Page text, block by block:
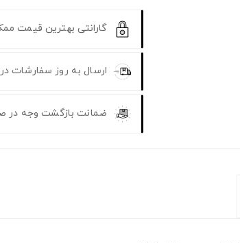
گارانتی بهترین قیمت
ارسال به روز سفارشات
ضمانت بازگشت وجه در